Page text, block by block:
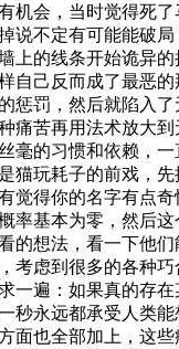
机会，当时觉得死
说不定有可能能破
上的线条开始诡异
己反而成了最恶
罚，然后就陷入
痛苦再用法术放大
的习惯和依赖，
猫玩耗子的前戏，
觉得你的名字有点
率基本为零，然后
想法，看一下他
考虑到很多的各种
一遍：如果真的存
秒永远都承受人类
面也全部加上，这